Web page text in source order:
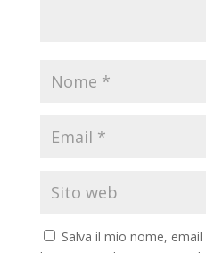
Salva il mio nome,